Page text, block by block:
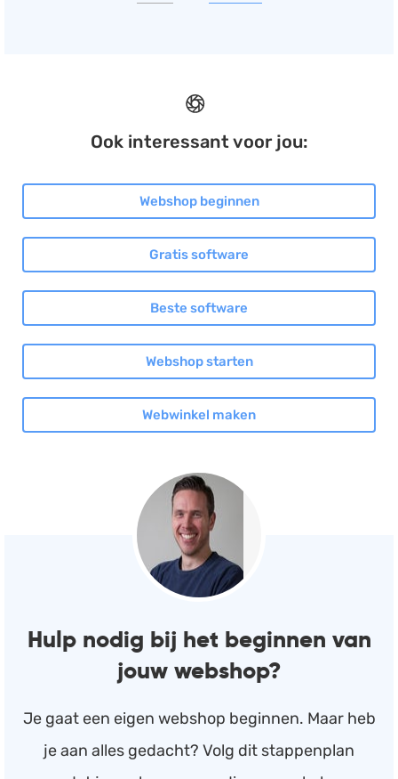
Ook interessant voor jou:
Webshop beginnen
Gratis software
Beste software
Webshop starten
Webwinkel maken
Hulp nodig bij het beginnen van
jouw webshop?
Je gaat een eigen webshop beginnen. Maar heb
je aan alles gedacht? Volg dit stappenplan